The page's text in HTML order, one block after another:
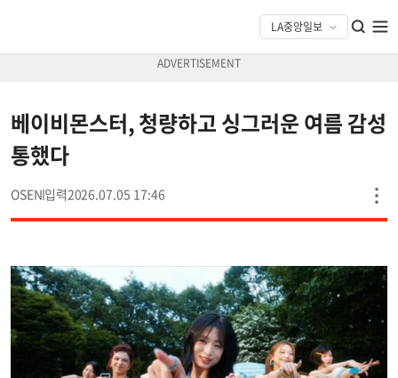
베이비몬스터, 청량하고 싱그러운 여름 감성
통했다
OSEN 2026.07.05 17:46